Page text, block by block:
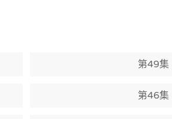
第49集
第46集